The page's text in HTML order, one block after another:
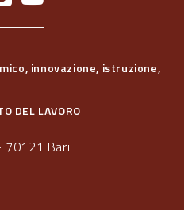
innovazione, istruzione,
DEL LAVORO
70121 Bari